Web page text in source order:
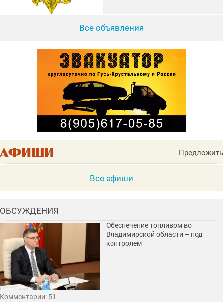
Все объявления
Предложить
Все афиши
ОБСУЖДЕНИЯ
Обеспечение топливом во
Владимирской области – под
контролем
Комментарии: 51